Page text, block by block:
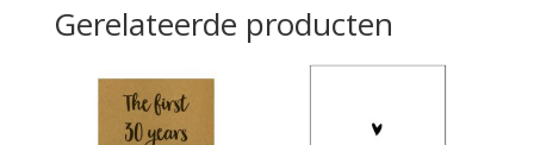
Gerelateerde producten